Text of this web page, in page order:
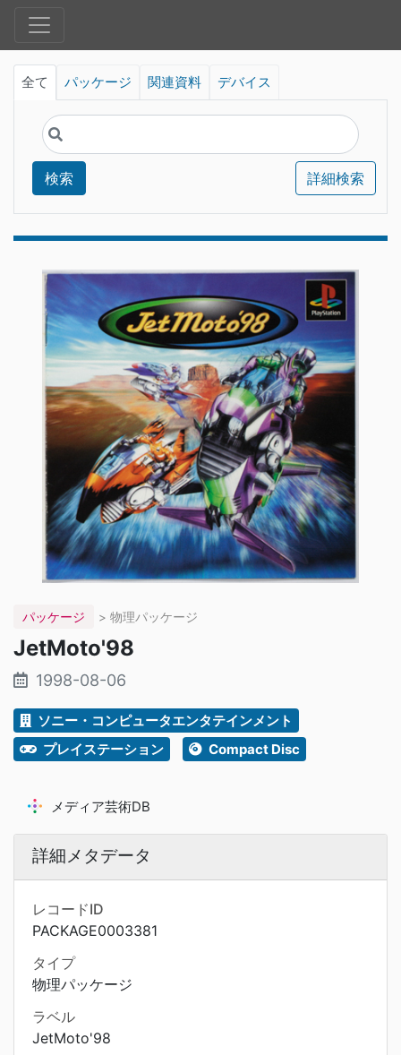
全て パッケージ 関連資料 デバイス
検索 詳細検索
パッケージ > 物理パッケージ
JetMoto'98
1998-08-06
ソニー・コンピュータエンタテインメント
プレイステーション
Compact Disc
メディア芸術DB
詳細メタデータ
レコードID
PACKAGE0003381
タイプ
物理パッケージ
ラベル
JetMoto'98